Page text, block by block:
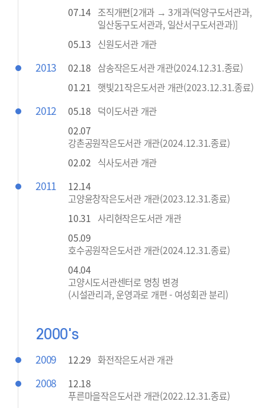
07.14 조직개편[2개과 → 3개과(덕양구도서관과,
일산동구도서관과, 일산서구도서관과)]
05.13 신원도서관 개관
2013 02.18 삼송작은도서관 개관(2024.12.31.종료)
01.21 햇빛21작은도서관 개관(2023.12.31.종료)
2012 05.18 덕이도서관 개관
02.07
강촌공원작은도서관 개관(2024.12.31.종료)
02.02 식사도서관 개관
2011
12.14
고양윤창작은도서관 개관(2023.12.31.종료)
10.31
사리현작은도서관 개관
05.09
호수공원작은도서관 개관(2024.12.31.종료)
04.04
고양시도서관센터로 명칭 변경
(시설관리과, 운영과로 개편 - 여성회관 분리)
2000's
2009 12.29 화전작은도서관 개관
2008
12.18
푸른마을작은도서관 개관(2022.12.31.종료)